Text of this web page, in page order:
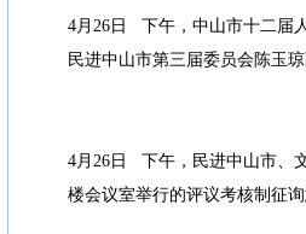
4月26日 下午，中山市十二届
民进中山市第三届委员会陈玉琼
4月26日 下午，民进中山市、
楼会议室举行的评议考核制征询